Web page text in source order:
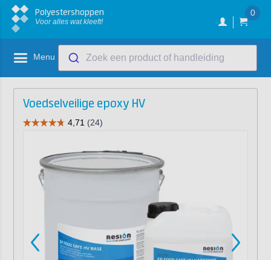
Polyestershoppen
Voor alles wat kleeft!
0
Menu Zoek een product of handleiding
Voedselveilige epoxy HV